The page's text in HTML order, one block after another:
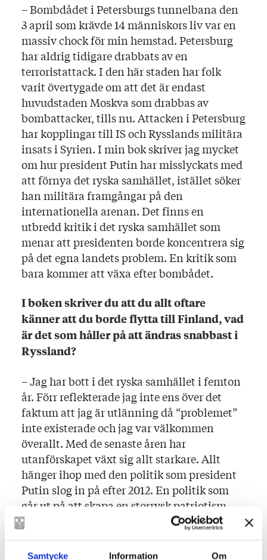
Samtycke Information Om
– Bombdådet i Petersburgs tunnelbana den
3 april som krävde 14 människors liv var en
massiv chock för min hemstad. Petersburg
har aldrig tidigare drabbats av en
terroristattack. I den här staden har folk
varit övertygade om att det är endast
huvudstaden Moskva som drabbas av
bombattacker, tills nu. Attacken i Petersburg
har kopplingar till IS och Rysslands militära
insats i Syrien. I min bok skriver jag mycket
om hur president Putin har misslyckats med
att förnya det ryska samhället, istället söker
han militära framgångar på den
internationella arenan. Det finns en
utbredd kritik i det ryska samhället som
menar att presidenten borde koncentrera sig
på det egna landets problem. En kritik som
bara kommer att växa efter bombådet.
I boken skriver du att du allt oftare
känner att du borde flytta till Finland, vad
är det som håller på att ändras snabbast i
Ryssland?
– Jag har bott i det ryska samhället i femton
år. Förr reflekterade jag inte ens över det
faktum att jag är utlänning då “problemet”
inte existerade och jag var välkommen
överallt. Med de senaste åren har
utanförskapet växt sig allt starkare. Allt
hänger ihop med den politik som president
Putin slog in på efter 2012. En politik som
går ut på att skapa en storrysk patriotism
och där “den som inte är med mig är emot
stormaktstänkandet och militariseringen